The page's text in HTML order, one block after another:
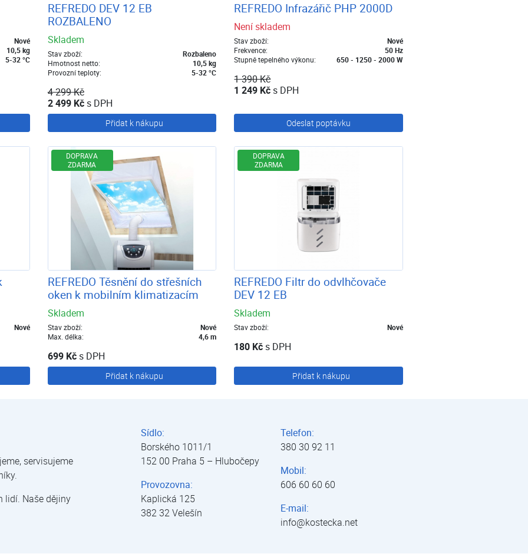
Nové
10,5 kg
5-32 °C
REFREDO DEV 12 EB
ROZBALENO
Skladem
Stav zboží:
Rozbaleno
Hmotnost netto:
10,5 kg
Provozní teploty:
5-32 °C
4 299 Kč
2 499 Kčs DPH
Přidat k nákupu
REFREDO Infrazářič PHP 2000D
Není skladem
Stav zboží:
Nové
Frekvence:
50 Hz
Stupně tepelného výkonu:
650 - 1250 - 2000 W
1 390 Kč
1 249 Kčs DPH
Odeslat poptávku
Nové
DOPRAVA
ZDARMA
REFREDO Těsnění do střešních
oken k mobilním klimatizacím
Skladem
Stav zboží:
Nové
Max. délka:
4,6 m
699 Kčs DPH
Přidat k nákupu
DOPRAVA
ZDARMA
REFREDO Filtr do odvlhčovače
DEV 12 EB
Skladem
Stav zboží: Nové
180 Kčs DPH
Přidat k nákupu
servisujeme
lidí. Naše dějiny
Sídlo:
Borského 1011/1
152 00 Praha 5 – Hlubočepy
Provozovna:
Kaplická 125
382 32 Velešín
Telefon:
380 30 92 11
Mobil:
606 60 60 60
E-mail:
info@kostecka.net